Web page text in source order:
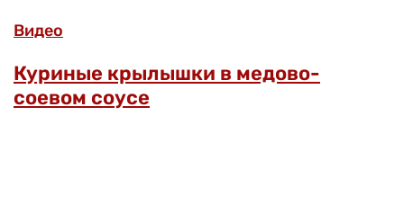
Видео
Куриные крылышки в медово-
соевом соусе